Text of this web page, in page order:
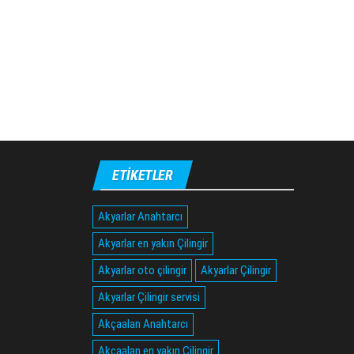
ETIKETLER
Akyarlar Anahtarcı
Akyarlar en yakın Çilingir
Akyarlar oto çilingir
Akyarlar Çilingir
Akyarlar Çilingir servisi
Akçaalan Anahtarcı
Akçaalan en yakın Çilingir